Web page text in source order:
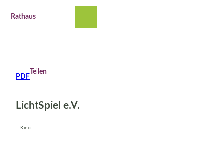
Rathaus
PDF
Teilen
LichtSpiel e.V.
Kino